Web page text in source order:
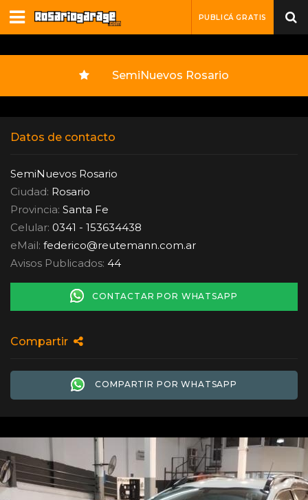
PUBLICÁ GRATIS
SemiNuevos Rosario
Datos de contacto
SemiNuevos Rosario
Ciudad: Rosario
Provincia: Santa Fe
Celular: 0341 - 153634438
eMail: federico@reutemann.com.ar
Avisos Publicados: 44
CONTACTAR POR WHATSAPP
Compartir
COMPARTIR POR WHATSAPP